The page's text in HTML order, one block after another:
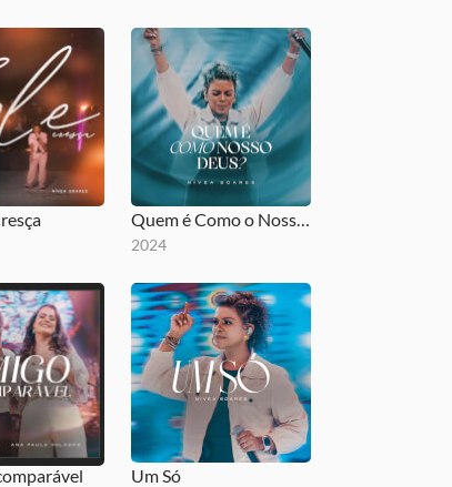
Quem é Como o Nosso Deus
2024
Um Só